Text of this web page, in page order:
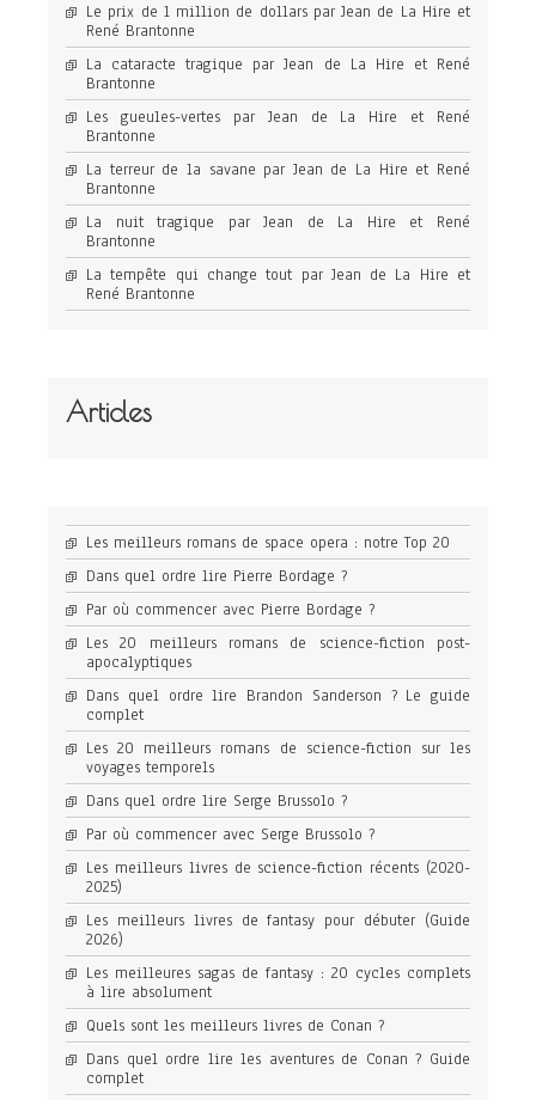
Le prix de 1 million de dollars par Jean de La Hire et
René Brantonne
La cataracte tragique par Jean de La Hire et René
Brantonne
Les gueules-vertes par Jean de La Hire et René
Brantonne
La terreur de la savane par Jean de La Hire et René
Brantonne
La nuit tragique par Jean de La Hire et René
Brantonne
La tempête qui change tout par Jean de La Hire et
René Brantonne
Articles
Les meilleurs romans de space opera : notre Top 20
Dans quel ordre lire Pierre Bordage ?
Par où commencer avec Pierre Bordage ?
Les 20 meilleurs romans de science-fiction post-
apocalyptiques
Dans quel ordre lire Brandon Sanderson ? Le guide
complet
Les 20 meilleurs romans de science-fiction sur les
voyages temporels
Dans quel ordre lire Serge Brussolo ?
Par où commencer avec Serge Brussolo ?
Les meilleurs livres de science-fiction récents (2020-
2025)
Les meilleurs livres de fantasy pour débuter (Guide
2026)
Les meilleures sagas de fantasy : 20 cycles complets
à lire absolument
Quels sont les meilleurs livres de Conan ?
Dans quel ordre lire les aventures de Conan ? Guide
complet